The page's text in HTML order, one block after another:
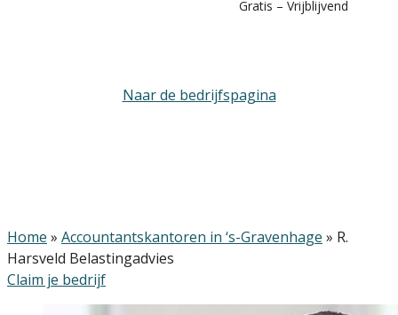
Gratis – Vrijblijvend
Naar de bedrijfspagina
Home » Accountantskantoren in ‘s-Gravenhage » R.
Harsveld Belastingadvies
Claim je bedrijf